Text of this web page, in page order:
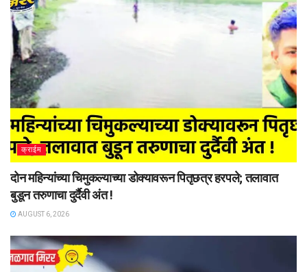
क्राईम
दोन महिन्यांच्या चिमुकल्याच्या डोक्यावरून पितृछत्र हरपले; तलावात
बुडून तरुणाचा दुर्दैवी अंत !
AUGUST 6, 2026